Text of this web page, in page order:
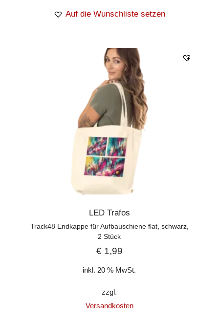
Auf die Wunschliste setzen
LED Trafos
Track48 Endkappe für Aufbauschiene flat, schwarz,
2 Stück
€1,99
inkl. 20 % MwSt.
zzgl.
Versandkosten